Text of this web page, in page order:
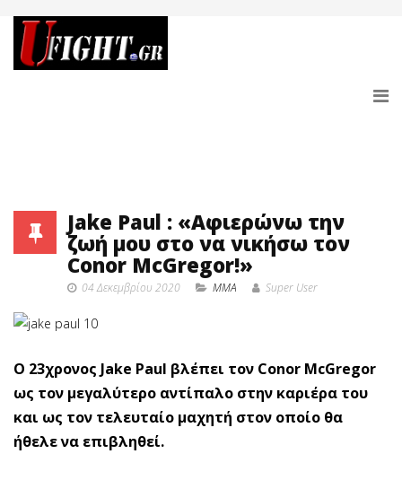
Jake Paul : «Αφιερώνω την
ζωή μου στο να νικήσω τον
Conor McGregor!»
04 Δεκεμβρίου 2020 MMA Super User
Ο 23χρονος Jake Paul βλέπει τον Conor McGregor
ως τον μεγαλύτερο αντίπαλο στην καριέρα του
και ως τον τελευταίο μαχητή στον οποίο θα
ήθελε να επιβληθεί.